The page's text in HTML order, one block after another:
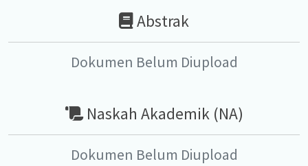
Abstrak
Dokumen Belum Diupload
Naskah Akademik (NA)
Dokumen Belum Diupload